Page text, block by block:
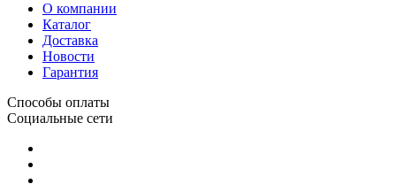
О компании
Каталог
Доставка
Новости
Гарантия
Способы оплаты
Социальные сети